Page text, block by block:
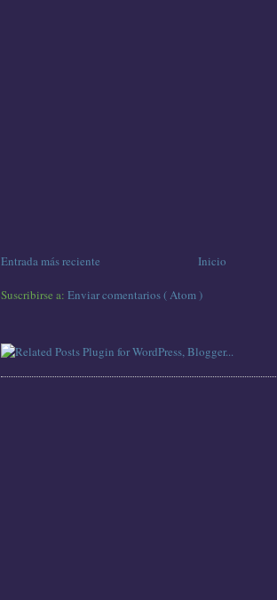
Entrada más reciente Inicio
Suscribirse a: Enviar comentarios ( Atom )